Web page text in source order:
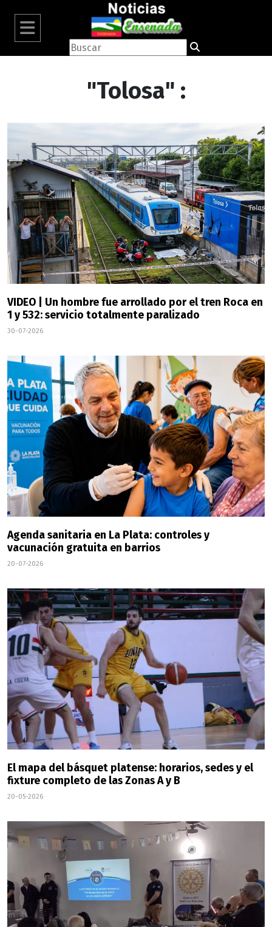
"Tolosa" :
VIDEO | Un hombre fue arrollado por el tren Roca en
1 y 532: servicio totalmente paralizado
30-07-2026
Agenda sanitaria en La Plata: controles y
vacunación gratuita en barrios
20-07-2026
El mapa del básquet platense: horarios, sedes y el
fixture completo de las Zonas A y B
20-05-2026